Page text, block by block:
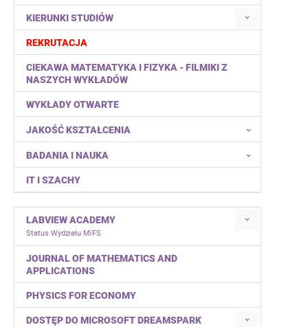
KIERUNKI STUDIÓW
REKRUTACJA
CIEKAWA MATEMATYKA I FIZYKA - FILMIKI Z
NASZYCH WYKŁADÓW
WYKŁADY OTWARTE
JAKOŚĆ KSZTAŁCENIA
BADANIA I NAUKA
IT I SZACHY
LABVIEW ACADEMY
Status Wydziału MiFS
JOURNAL OF MATHEMATICS AND
APPLICATIONS
PHYSICS FOR ECONOMY
DOSTĘP DO MICROSOFT DREAMSPARK